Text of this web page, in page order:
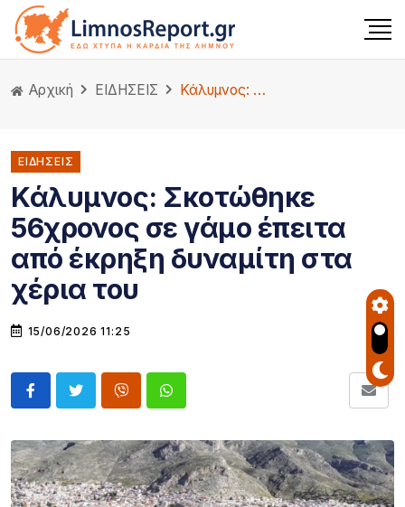
Αρχική ΕΙΔΗΣΕΙΣ Κάλυμνος: Σκοτώθηκε 56χρονος σε γάμο έπειτα από έκρηξη δυναμίτη στα χέρια του
ΕΙΔΗΣΕΙΣ
Κάλυμνος: Σκοτώθηκε
56χρονος σε γάμο έπειτα
από έκρηξη δυναμίτη στα
χέρια του
15/06/2026 11:25